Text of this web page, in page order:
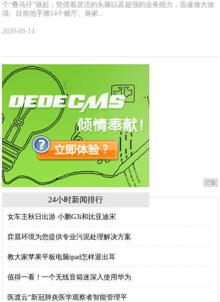
个“叠马仔”做起，凭借着灵活的头脑以及超强的业务能力，迅速做大做
强。目前他手拥14个赌厅、身家...
2020-08-14
广告
24小时新闻排行
女车主秋日出游 小鹏G3i和比亚迪宋
弈晨环境为您提供专业污泥处理解决方案
教大家苹果平板电脑ipad怎样退出耳
值得一看！一个无线音箱迷深入使用华为
医渡云“新冠肺炎医学观察者智能管理平